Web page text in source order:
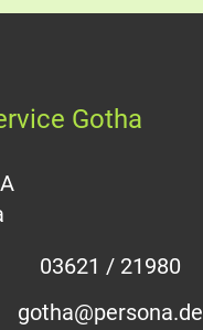
Gotha
03621 / 21980
gotha@persona.de